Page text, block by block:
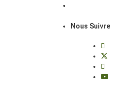
Nous Suivre